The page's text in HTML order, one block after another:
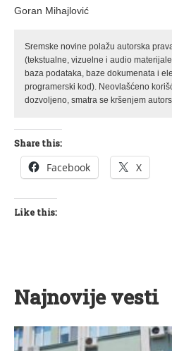
Goran Mihajlović
Sremske novine polažu autorska
(tekstualne, vizuelne i audio
baza podataka, baze dokumenata i
programerski kod). Neovlašćeno
dozvoljeno, smatra se kršenjem
Share this:
Facebook X
Like this:
Najnovije vesti